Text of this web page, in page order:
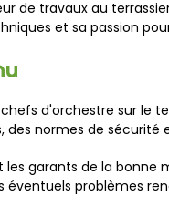
de travaux au
et sa passion
d'orchestre sur le
des normes de
garants de la
problèmes